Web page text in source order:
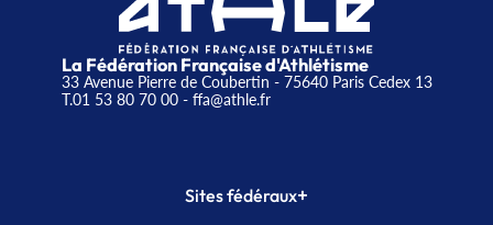
La Fédération Française d'Athlétisme
33 Avenue Pierre de Coubertin - 75640 Paris Cedex 13
T.01 53 80 70 00- ffa@athle.fr
Sites fédéraux+